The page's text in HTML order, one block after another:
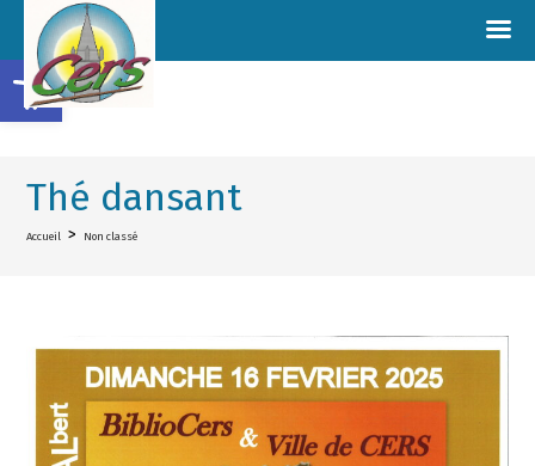
Thé dansant
Accueil > Non classé
Ouvrir la barre d’outils